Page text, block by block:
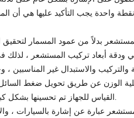
يجب التأكيد عليها هي أن
بدلاً من عمود المسمار
ودقة أبعاد تركيب المستشعر ، لذلك
عن طريق تحويل ضغط السائل
القياس للجهاز تم تحسينها بشكل كبير مقارنة باستخدام خلايا الحمل ، وأداء السلامة مضمون.